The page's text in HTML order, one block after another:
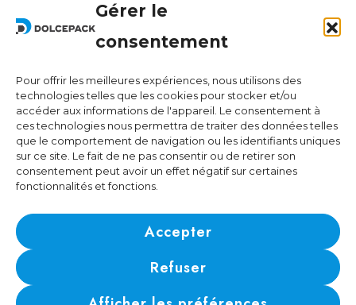
Gérer le
consentement
Pour offrir les meilleures expériences, nous utilisons des
technologies telles que les cookies pour stocker et/ou
accéder aux informations de l'appareil. Le consentement à
ces technologies nous permettra de traiter des données telles
que le comportement de navigation ou les identifiants uniques
sur ce site. Le fait de ne pas consentir ou de retirer son
consentement peut avoir un effet négatif sur certaines
fonctionnalités et fonctions.
Accepter
Refuser
Legal Offices
Ra Strada de Vigna 21
Operational Offices
Via Sceresa 5
6805 Mezzovico Switzerland
Contacts
idea@dolcepack.com
IDI/VAT CHE-174.254.048 • Numéro RIS: CH-501.4.024.899-4